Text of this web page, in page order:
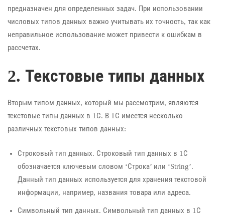
предназначен для определенных задач. При использовании
числовых типов данных важно учитывать их точность, так как
неправильное использование может привести к ошибкам в
рассчетах.
2. Текстовые типы данных
Вторым типом данных, который мы рассмотрим, являются
текстовые типы данных в 1С. В 1С имеется несколько
различных текстовых типов данных:
Строковый тип данных. Строковый тип данных в 1С
обозначается ключевым словом ‘Строка’ или ‘String’.
Данный тип данных используется для хранения текстовой
информации, например, названия товара или адреса.
Символьный тип данных. Символьный тип данных в 1С